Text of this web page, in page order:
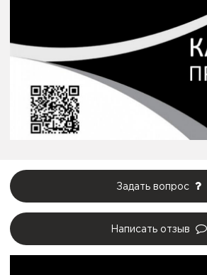
Задать вопрос
Написать отзыв